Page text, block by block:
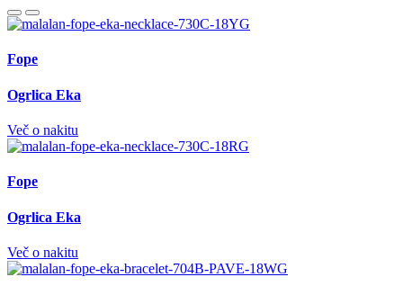
Fope
Ogrlica Eka
Več o nakitu
Fope
Ogrlica Eka
Več o nakitu